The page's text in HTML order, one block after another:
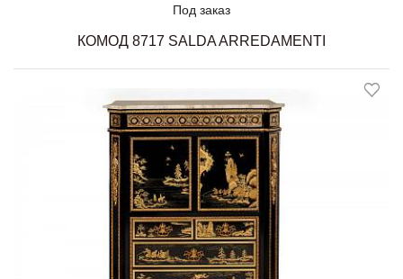
Под заказ
КОМОД 8717 SALDA ARREDAMENTI